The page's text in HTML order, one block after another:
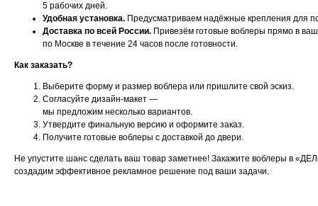
5 рабочих дней.
Удобная установка. Предусматриваем надёжные крепления для
Доставка по всей России. Привезём готовые воблеры прямо в
по Москве в течение 24 часов после готовности.
Как заказать?
Выберите форму и размер воблера или пришлите свой эскиз.
Согласуйте дизайн‑макет —
мы предложим несколько вариантов.
Утвердите финальную версию и оформите заказ.
Получите готовые воблеры с доставкой до двери.
Не упустите шанс сделать ваш товар заметнее! Закажите воблеры в
создадим эффективное рекламное решение под ваши задачи.